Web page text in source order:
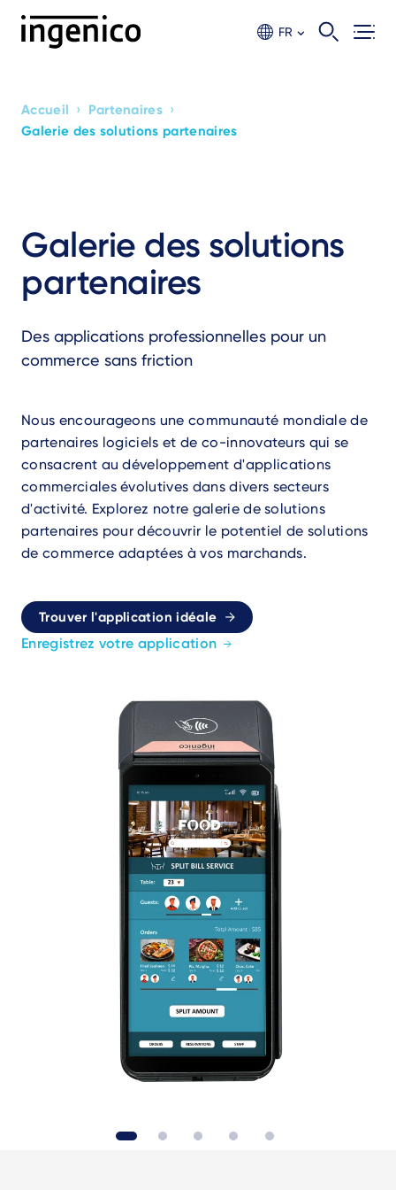
contenu
FR
Galerie des solutions
partenaires
Des applications professionnelles pour un
commerce sans friction
Nous encourageons une communauté mondiale de
partenaires logiciels et de co-innovateurs qui se
consacrent au développement d'applications
commerciales évolutives dans divers secteurs
d'activité. Explorez notre galerie de solutions
partenaires pour découvrir le potentiel de solutions
de commerce adaptées à vos marchands.
Trouver l'application idéale
Enregistrez votre application
Breadcrumb
Accueil › Partenaires ›
Galerie des solutions partenaires